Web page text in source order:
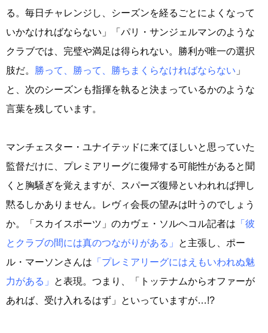
る。毎日チャレンジし、シーズンを経るごとによくなって
いかなければならない」「パリ・サンジェルマンのような
クラブでは、完璧や満足は得られない。勝利が唯一の選択
肢だ。 勝って、勝って、勝ちまくらなければならない 」
と、次のシーズンも指揮を執ると決まっているかのような
言葉を残しています。
マンチェスター・ユナイテッドに来てほしいと思っていた
監督だけに、プレミアリーグに復帰する可能性があると聞
くと胸騒ぎを覚えますが、スパーズ復帰といわれれば押し
黙るしかありません。レヴィ会長の望みは叶うのでしょう
か。「スカイスポーツ」のカヴェ・ソルヘコル記者は 「彼
とクラブの間には真のつながりがある」
と主張し、ポー
ル・マーソンさんは 「プレミアリーグにはえもいわれぬ魅
力がある」
と表現。つまり、「トッテナムからオファーが
あれば、受け入れるはず」といっていますが…!?